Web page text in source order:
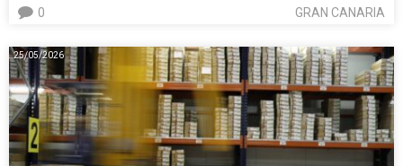
GRAN CANARIA
0
25/05/2026